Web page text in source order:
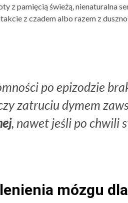
z pamięcią świeżą, nienaturalna
z czadem albo razem z
po epizodzie
zatruciu dymem
, nawet jeśli po chwili
mózgu